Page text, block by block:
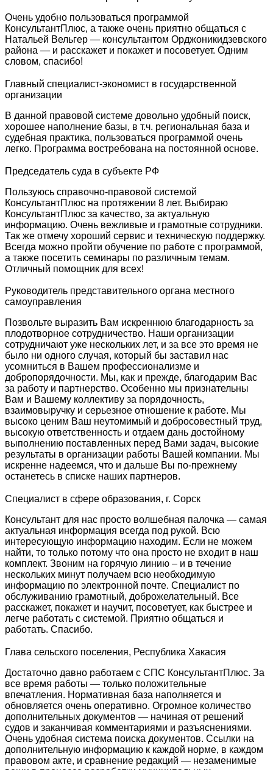
Очень удобно пользоваться программой
КонсультантПлюс, а также очень приятно общаться с
Натальей Вельгер — консультантом Орджоникидзевского
района — и расскажет и покажет и посоветует. Одним
словом, спасибо!
Главный специалист-экономист в государственной
организации
В данной правовой системе довольно удобный поиск,
хорошее наполнение базы, в т.ч. региональная база и
судебная практика, пользоваться программой очень
легко. Программа востребована на постоянной основе.
Председатель суда в субъекте РФ
Пользуюсь справочно-правовой системой
КонсультантПлюс на протяжении 8 лет. Выбираю
КонсультантПлюс за качество, за актуальную
информацию. Очень вежливые и грамотные сотрудники.
Так же отмечу хороший сервис и техническую поддержку.
Всегда можно пройти обучение по работе с программой,
а также посетить семинары по различным темам.
Отличный помощник для всех!
Руководитель представительного органа местного
самоуправления
Позвольте выразить Вам искреннюю благодарность за
плодотворное сотрудничество. Наши организации
сотрудничают уже нескольких лет, и за все это время не
было ни одного случая, который бы заставил нас
усомниться в Вашем профессионализме и
добропорядочности. Мы, как и прежде, благодарим Вас
за работу и партнерство. Особенно мы признательны
Вам и Вашему коллективу за порядочность,
взаимовыручку и серьезное отношение к работе. Мы
высоко ценим Ваш неутомимый и добросовестный труд,
высокую ответственность и отдаем дань достойному
выполнению поставленных перед Вами задач, высокие
результаты в организации работы Вашей компании. Мы
искренне надеемся, что и дальше Вы по-прежнему
останетесь в списке наших партнеров.
Специалист в сфере образования, г. Сорск
Консультант для нас просто волшебная палочка — самая
актуальная информация всегда под рукой. Всю
интересующую информацию находим. Если не можем
найти, то только потому что она просто не входит в наш
комплект. Звоним на горячую линию – и в течение
нескольких минут получаем всю необходимую
информацию по электронной почте. Специалист по
обслуживанию грамотный, доброжелательный. Все
расскажет, покажет и научит, посоветует, как быстрее и
легче работать с системой. Приятно общаться и
работать. Спасибо.
Глава сельского поселения, Республика Хакасия
Достаточно давно работаем с СПС КонсультантПлюс. За
все время работы — только положительные
впечатления. Нормативная база наполняется и
обновляется очень оперативно. Огромное количество
дополнительных документов — начиная от решений
судов и заканчивая комментариями и разъяснениями.
Очень удобная система поиска документов. Ссылки на
дополнительную информацию к каждой норме, в каждом
правовом акте, и сравнение редакций — незаменимые